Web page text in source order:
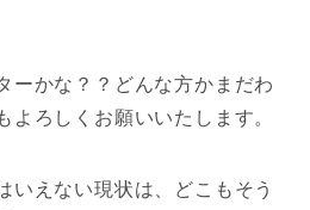
ーかな？？どんな方かまだわ
よろしくお願いいたします。
いえない現状は、どこもそう